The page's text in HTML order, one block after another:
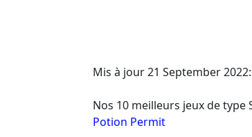
Mis à jour21 September 2022:
Nos 10 meilleurs jeux de type
Potion Permit